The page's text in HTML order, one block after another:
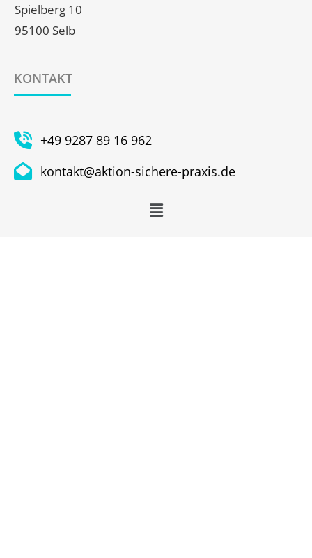
Spielberg 10
95100 Selb
KONTAKT
+49 9287 89 16 962
kontakt@aktion-sichere-praxis.de